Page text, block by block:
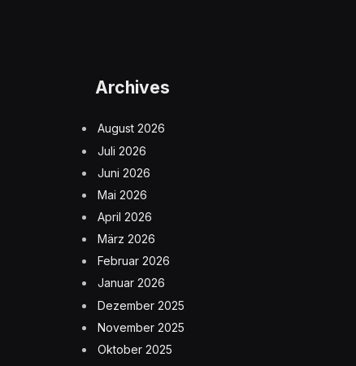
Archives
August 2026
Juli 2026
Juni 2026
Mai 2026
April 2026
März 2026
Februar 2026
Januar 2026
Dezember 2025
November 2025
Oktober 2025